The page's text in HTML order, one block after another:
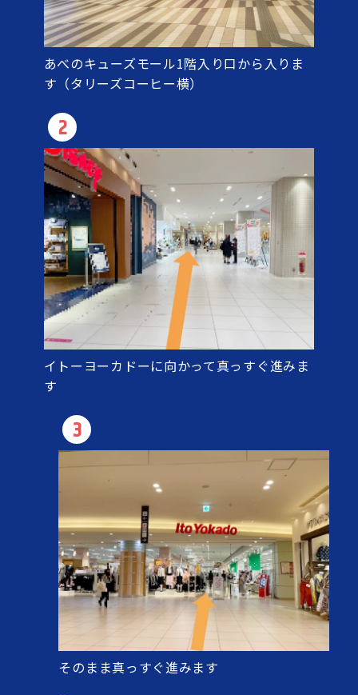
あべのキューズモール1階入り口から入りま
す（タリーズコーヒー横）
2
イトーヨーカドーに向かって真っすぐ進みま
す
3
そのまま真っすぐ進みます